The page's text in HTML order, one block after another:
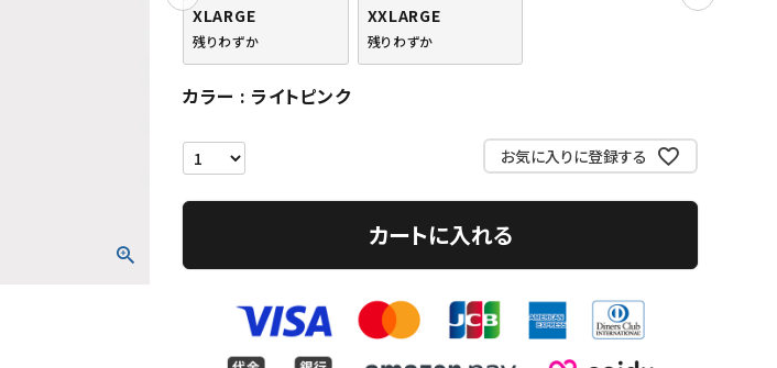
XLARGE
残りわずか
XXLARGE
残りわずか
カラー ライトピンク
お気に入りに登録する
カートに入れる